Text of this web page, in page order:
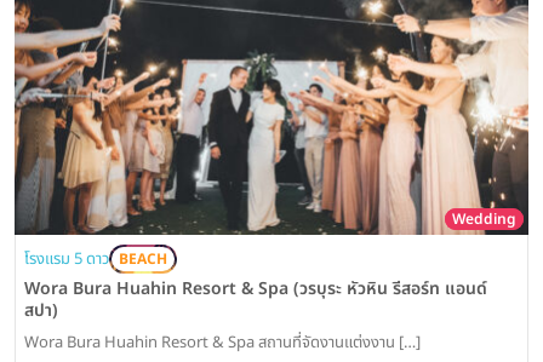
Wedding
โรงแรม 5 ดาว BEACH
Wora Bura Huahin Resort & Spa (วรบุระ หัวหิน รีสอร์ท แอนด์
สปา)
Wora Bura Huahin Resort & Spa สถานที่จัดงานแต่งงาน […]